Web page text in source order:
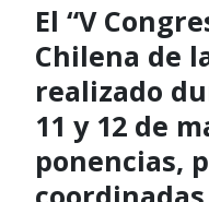
El “V
Chilena de
realizado
11 y 12 de
ponencias,